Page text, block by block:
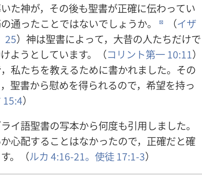
いた神が，その後も聖書が正確に伝わってい
の通ったことではないでしょうか。 d （イザ
25） 神は聖書によって， 大昔の人たちだけで
けようとしています。（コリント第一10:11）
， 私たちを教えるために書かれました。その
聖書から慰めを得られるので， 希望を持っ
15:4）
イ語聖書の写本から何度も引用 しました。
心配することはなかったので， 正確だと確
。（ルカ 4:16-21。 使徒17:1-3）